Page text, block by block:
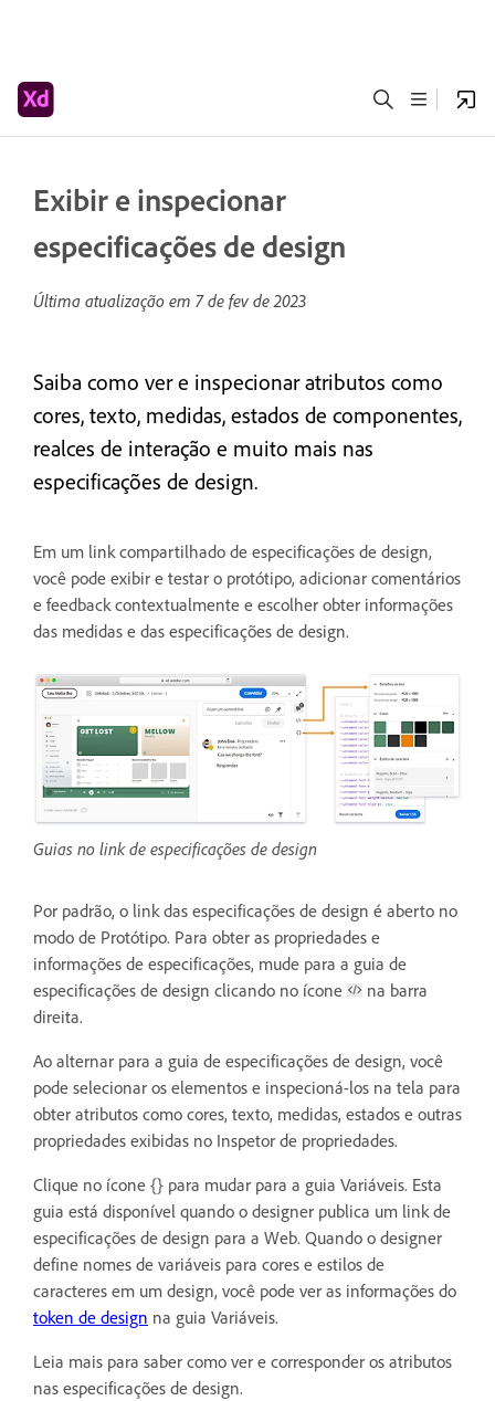
Exibir e inspecionar
especificações de design
Última atualização em 7 de fev de 2023
Saiba como ver e inspecionar atributos como
cores, texto, medidas, estados de componentes,
realces de interação e muito mais nas
especificações de design.
Em um link compartilhado de especificações de design,
você pode exibir e testar o protótipo, adicionar comentários
e feedback contextualmente e escolher obter informações
das medidas e das especificações de design.
Guias no link de especificações de design
Por padrão, o link das especificações de design é aberto no
modo de Protótipo. Para obter as propriedades e
informações de especificações, mude para a guia de
especificações de design clicando no ícone
na barra
direita.
Ao alternar para a guia de especificações de design, você
pode selecionar os elementos e inspecioná-los na tela para
obter atributos como cores, texto, medidas, estados e outras
propriedades exibidas no Inspetor de propriedades.
Clique no ícone {} para mudar para a guia Variáveis. Esta
guia está disponível quando o designer publica um link de
especificações de design para a Web. Quando o designer
define nomes de variáveis para cores e estilos de
caracteres em um design, você pode ver as informações do
token de design na guia Variáveis.
Leia mais para saber como ver e corresponder os atributos
nas especificações de design.